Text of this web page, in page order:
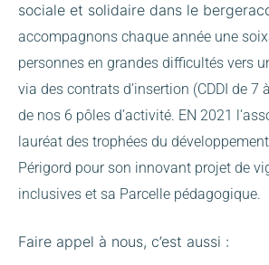
sociale et solidaire dans le
accompagnons chaque année une
personnes en grandes difficultés vers
via des contrats d’insertion (CDDI de 7
de nos 6 pôles d’activité. EN 2021
lauréat des trophées du
Périgord pour son innovant projet de
inclusives et sa Parcelle pédagogique.
Faire appel à nous, c’est aussi :